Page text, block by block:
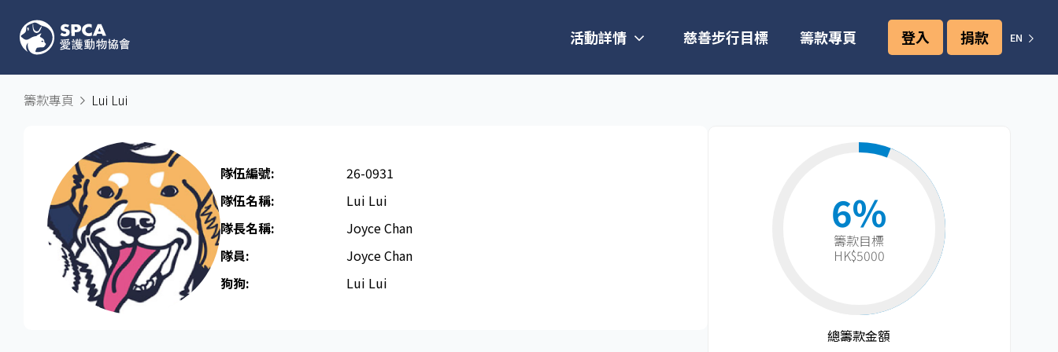
EN
活動詳情 慈善步行目標 籌款專頁 登入 捐款
籌款專頁 Lui Lui
隊伍編號:
26-0931
隊伍名稱:
Lui Lui
隊長名稱​:
Joyce Chan
隊員:
Joyce Chan
狗狗:
Lui Lui
6%
籌款目標​
HK$5000
總籌款金額​